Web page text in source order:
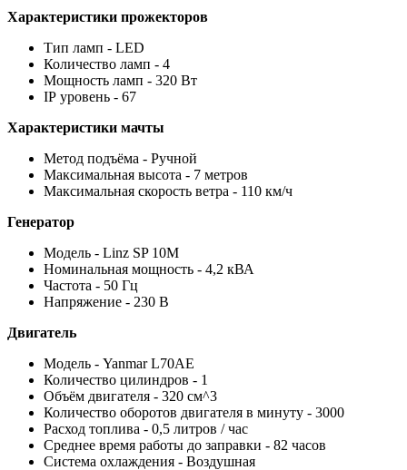
Характеристики прожекторов
Тип ламп - LED
Количество ламп - 4
Мощность ламп - 320 Вт
IP уровень - 67
Характеристики мачты
Метод подъёма - Ручной
Максимальная высота - 7 метров
Максимальная скорость ветра - 110 км/ч
Генератор
Модель - Linz SP 10M
Номинальная мощность - 4,2 кВА
Частота - 50 Гц
Напряжение - 230 В
Двигатель
Модель - Yanmar L70AE
Количество цилиндров - 1
Объём двигателя - 320 см^3
Количество оборотов двигателя в минуту - 3000
Расход топлива - 0,5 литров / час
Среднее время работы до заправки - 82 часов
Система охлаждения - Воздушная